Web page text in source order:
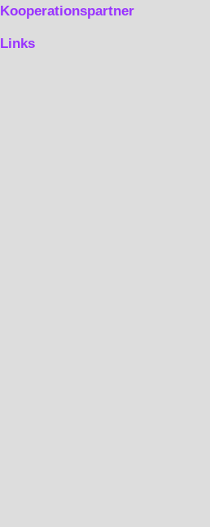
Kooperationspartner
Links